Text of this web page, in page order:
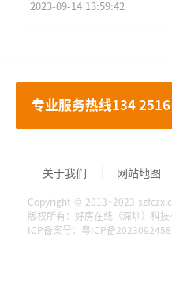
2023-09-14 13:59:42
专业服务热线134
关于我们 网站地图
Copyright © 2013~2023
版权所有：好房在线（深圳）科
ICP备案号：粤ICP备